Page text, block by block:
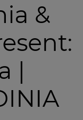
&
|